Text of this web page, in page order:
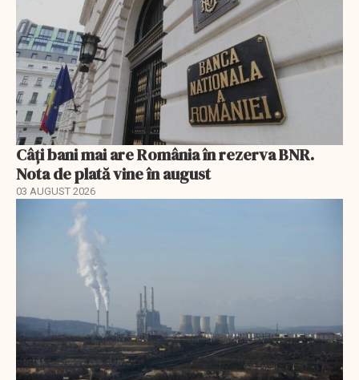
Câți bani mai are România în rezerva BNR.
Nota de plată vine în august
03 AUGUST 2026